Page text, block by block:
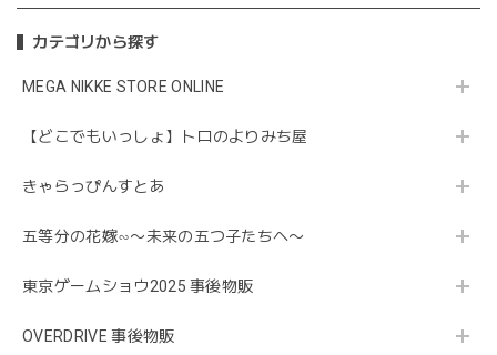
カテゴリから探す
MEGA NIKKE STORE ONLINE
【どこでもいっしょ】トロのよりみち屋
きゃらっぴんすとあ
五等分の花嫁∽〜未来の五つ子たちへ〜
東京ゲームショウ2025 事後物販
OVERDRIVE 事後物販